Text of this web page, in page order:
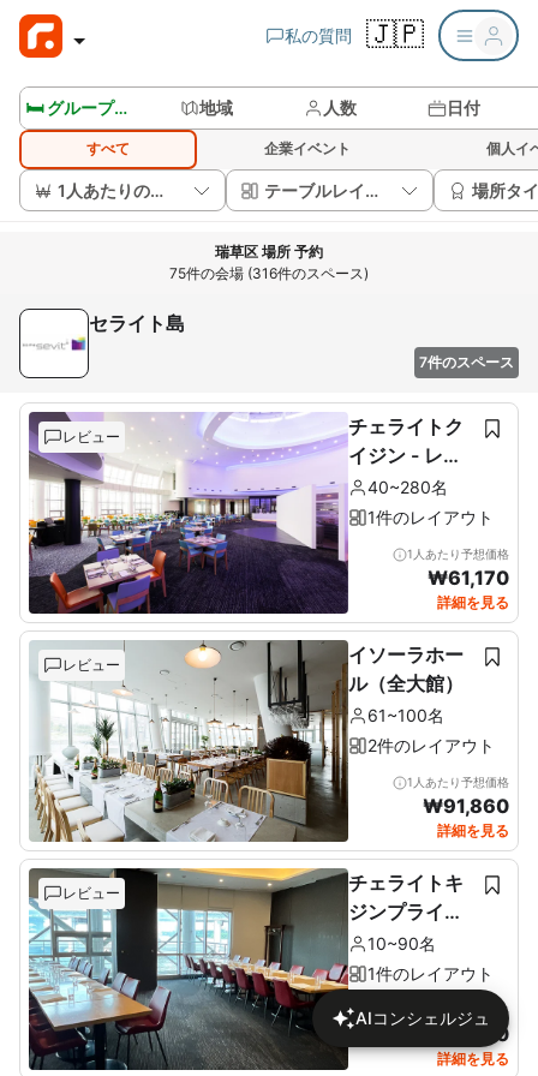
私の質問 🇯🇵
🛏️ グループルームを見る 地域 人数 日付
すべて 企業イベント 個人イ
1人あたりの価格 テーブルレイアウト 場所タ
瑞草区 場所 予約
75件の会場 (316件のスペース)
セライト島
7件のスペース
レビュー
チェライトク
イジン - レス
トラン2階
40~280名
1件のレイアウト
1人あたり予想価格
₩61,170
詳細を見る
レビュー
イソーラホー
ル（全大館）
61~100名
2件のレイアウト
1人あたり予想価格
₩91,860
詳細を見る
レビュー
チェライトキ
ジンプライベ
ートルーム（2
階）
10~90名
1件のレイアウト
1人あたり予想価格
77,930
詳細を見る
AIコンシェルジュ